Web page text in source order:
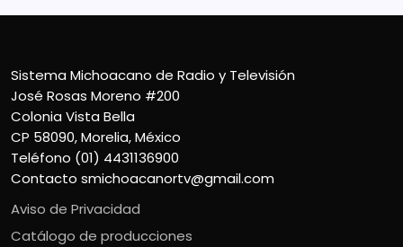
Sistema Michoacano de Radio y Televisión
José Rosas Moreno #200
Colonia Vista Bella
CP 58090, Morelia, México
Teléfono (01) 4431136900
Contacto smichoacanortv@gmail.com
Aviso de Privacidad
Catálogo de producciones